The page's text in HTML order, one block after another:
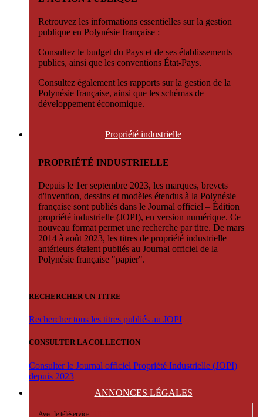
Retrouvez les informations essentielles sur la gestion
publique en Polynésie française :
Consultez le budget du Pays et de ses établissements
publics, ainsi que les conventions État-Pays.
Consultez également les rapports sur la gestion de la
Polynésie française, ainsi que les schémas de
développement économique.
Propriété industrielle
PROPRIÉTÉ INDUSTRIELLE
Depuis le 1er septembre 2023, les marques, brevets
d'invention, dessins et modèles étendus à la Polynésie
française sont publiés dans le Journal officiel – Édition
propriété industrielle (JOPI), en version numérique. Ce
nouveau format permet une recherche par titre. De mars
2014 à août 2023, les titres de propriété industrielle
antérieurs étaient publiés au Journal officiel de la
Polynésie française "papier".
RECHERCHER UN TITRE
Rechercher tous les titres publiés au JOPI
CONSULTER LA COLLECTION
Consulter le Journal officiel Propriété Industrielle (JOPI)
depuis 2023
ANNONCES LÉGALES
Avec le téléservice :